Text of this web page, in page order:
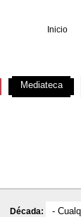
Inicio
Década:
Mediateca